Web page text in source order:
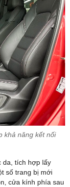
khả năng kết nối
da, tích hợp lấy
số trang bị mới
cửa kính phía sau